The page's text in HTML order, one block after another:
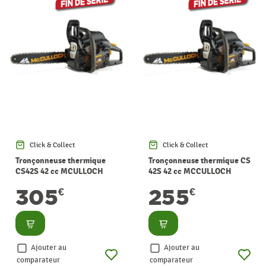
Click & Collect
Tronçonneuse thermique
CS42S 42 cc MCULLOCH
305€
Consulter
Ajouter au
comparateur
Click & Collect
Tronçonneuse thermique CS
42S 42 cc MCCULLOCH
255€
Consulter
Ajouter au
comparateur